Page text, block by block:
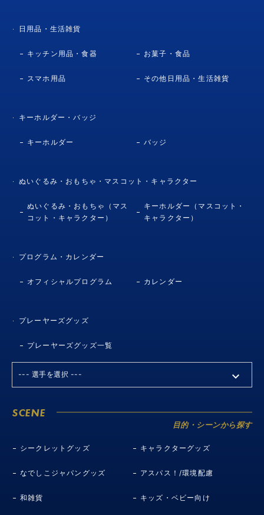
日用品・生活雑貨
キッチン用品・食器 お菓子・食品
スマホ用品 その他日用品・生活雑貨
キーホルダー・バッジ
キーホルダー バッジ
ぬいぐるみ・おもちゃ・マスコット・キャラクター
ぬいぐるみ・おもちゃ（マス
コット・キャラクター）
キーホルダー（マスコット・
キャラクター）
プログラム・カレンダー
オフィシャルプログラム カレンダー
プレーヤーズグッズ
プレーヤーズグッズ一覧
SCENE
目的・シーンから探す
シークレットグッズ キャラクターグッズ
なでしこジャパングッズ アスパス！/環境配慮
和雑貨 キッズ・ベビー向け